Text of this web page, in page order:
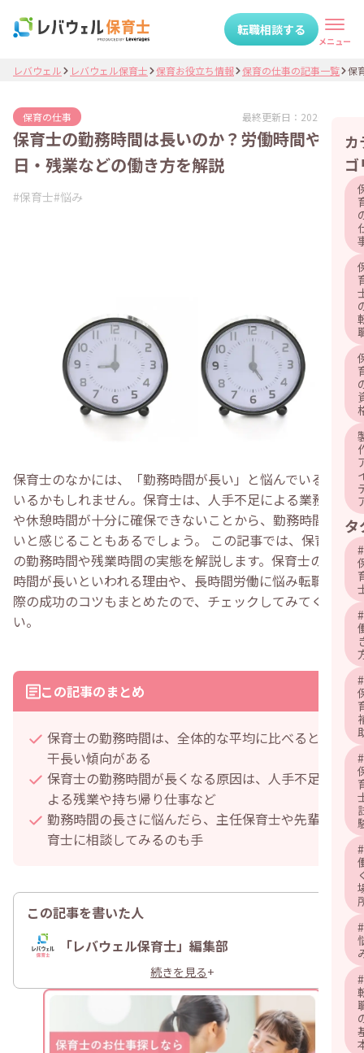
転職相談する
メニュー
カ
ゴ
タ
#
#
#
#
#
#
#
レバウェル レバウェル保育士 保育お役立ち情報 保育の仕事の記事一覧 保
保育の仕事 最終更新日： 2026.06.18
保育士の勤務時間は長いのか？労働時間や休
日・残業などの働き方を解説
#保育士#悩み
保育士のなかには、「勤務時間が長い」と悩んでいる方も
いるかもしれません。保育士は、人手不足による業務負担
や休憩時間が十分に確保できないことから、勤務時間が長
いと感じることもあるでしょう。 この記事では、保育士
の勤務時間や残業時間の実態を解説します。保育士の勤務
時間が長いといわれる理由や、長時間労働に悩み転職する
際の成功のコツもまとめたので、チェックしてみてくださ
い。
この記事のまとめ
保育士の勤務時間は、全体的な平均に比べると若
干長い傾向がある
保育士の勤務時間が長くなる原因は、人手不足に
よる残業や持ち帰り仕事など
勤務時間の長さに悩んだら、主任保育士や先輩保
育士に相談してみるのも手
この記事を書いた人
「レバウェル保育士」編集部
続きを見る+